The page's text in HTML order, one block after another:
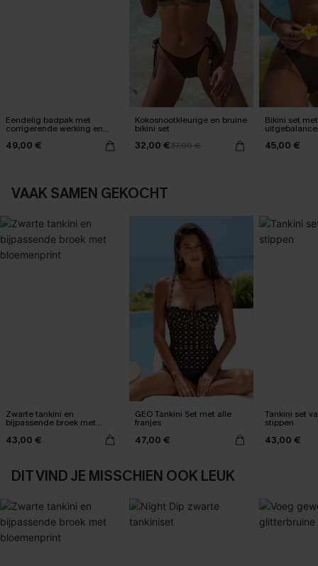
Eendelig badpak met
corrigerende werking en
een vervaagde
zonsondergang
49,00 €
Kokosnootkleurige en bruine
bikini set
32,00 €37,00 €
Bikini set met
kleurblokken
45,00 €
VAAK SAMEN GEKOCHT
Zwarte tankini en
bijpassende broek met
43,00 €
GEO Tankini Set met alle
franjes
47,00 €
Tankini set
stippen
43,00 €
DIT VIND JE MISSCHIEN OOK LEUK